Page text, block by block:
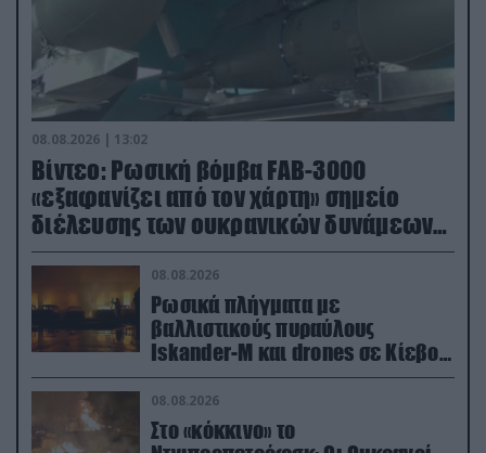
08.08.2026 | 13:02
Βίντεο: Ρωσική βόμβα FAB-3000
«εξαφανίζει από τον χάρτη» σημείο
διέλευσης των ουκρανικών δυνάμεων
στην Ζαπορίζια
08.08.2026
Ρωσικά πλήγματα με
βαλλιστικούς πυραύλους
Iskander-M και drones σε Κίεβο
και Ντνιπροπετρόφσκ: Ισχυρές
εκρήξεις
08.08.2026
Στο «κόκκινο» το